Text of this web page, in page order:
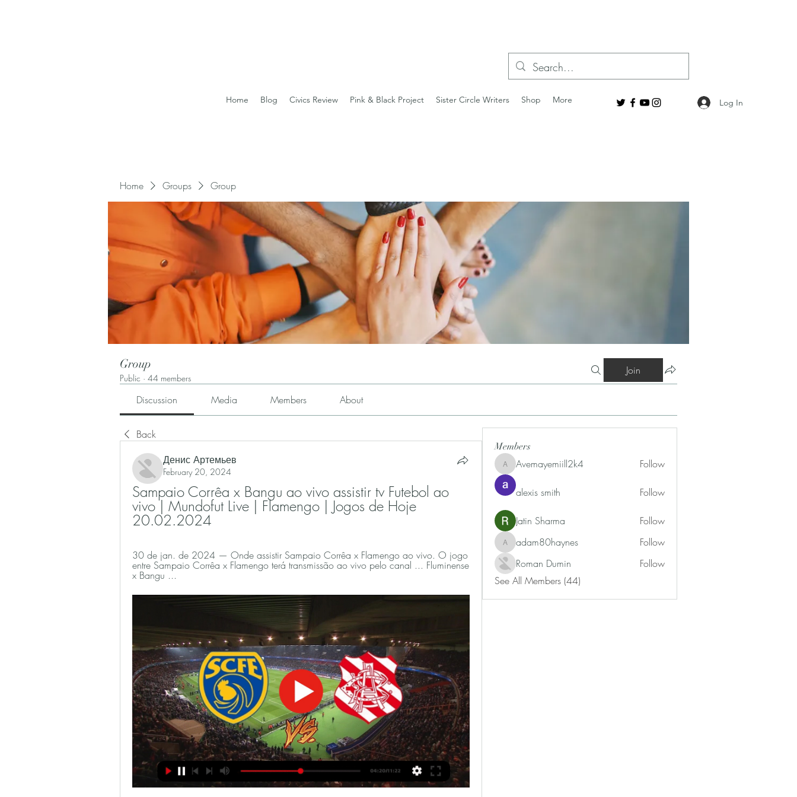
Home Blog Civics Review Pink & Black Project Sister Circle Writers Shop More Log In
Home Groups Group
Group
Public · 44 members
Join
Discussion Media Members About
Back
Денис Артемьев
February 20, 2024
Sampaio Corrêa x Bangu ao vivo assistir tv Futebol ao
vivo | Mundofut Live | Flamengo | Jogos de Hoje
20.02.2024
30 de jan. de 2024 — Onde assistir Sampaio Corrêa x Flamengo ao vivo. O jogo
entre Sampaio Corrêa x Flamengo terá transmissão ao vivo pelo canal ... Fluminense
x Bangu ...
Members
Avemayemiill2k4
Avemayemiill2k4 Follow
alexis smith Follow
Jatin Sharma Follow
adam80haynes
adam80haynes
Follow
Roman Dumin
Follow
See All Members (44)